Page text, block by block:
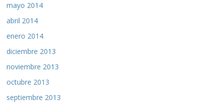
mayo 2014
abril 2014
enero 2014
diciembre 2013
noviembre 2013
octubre 2013
septiembre 2013